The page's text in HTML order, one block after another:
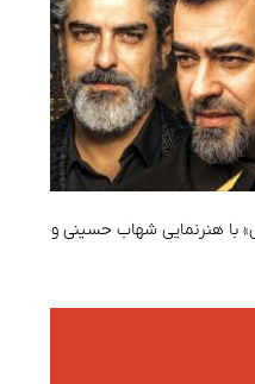
با هنرنمایی شهاب حسینی و